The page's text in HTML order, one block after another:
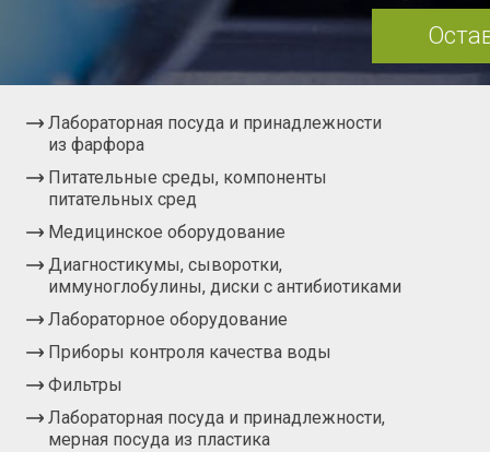
Лабораторная посуда и принадлежности
из фарфора
Питательные среды, компоненты
питательных сред
Медицинское оборудование
Диагностикумы, сыворотки,
иммуноглобулины, диски с антибиотиками
Лабораторное оборудование
Приборы контроля качества воды
Фильтры
Лабораторная посуда и принадлежности,
мерная посуда из пластика